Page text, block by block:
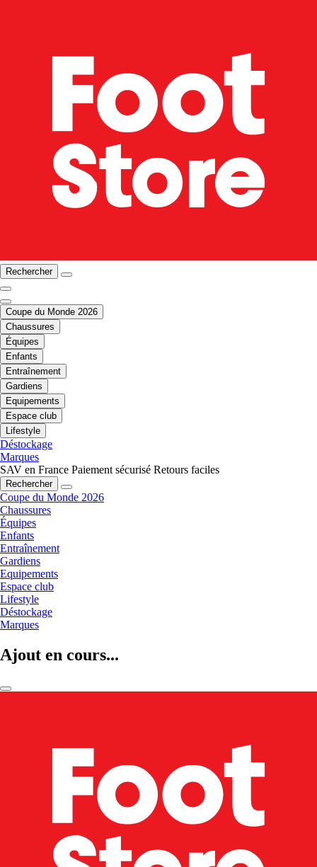
Rechercher
Coupe du Monde 2026
Chaussures
Équipes
Enfants
Entraînement
Gardiens
Equipements
Espace club
Lifestyle
Déstockage
Marques
SAV en France Paiement sécurisé Retours faciles
Rechercher
Coupe du Monde 2026
Chaussures
Équipes
Enfants
Entraînement
Gardiens
Equipements
Espace club
Lifestyle
Déstockage
Marques
Ajout en cours...